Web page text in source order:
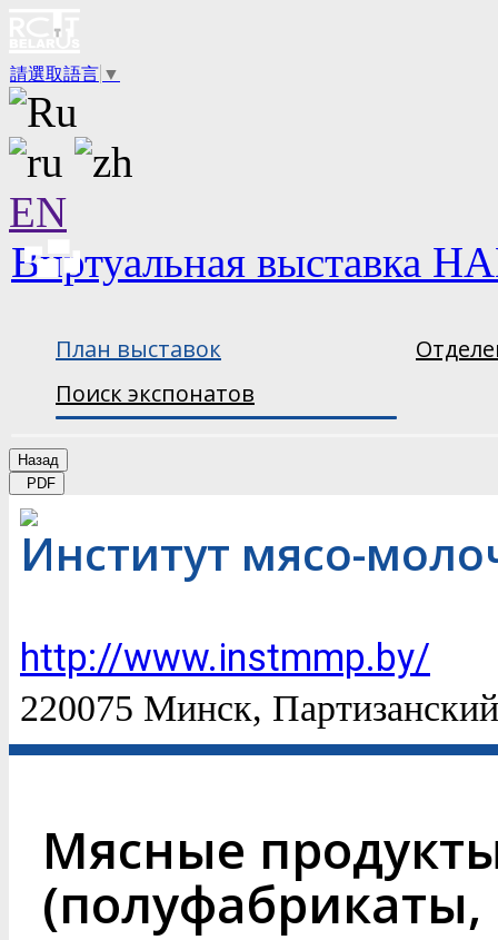
請選取語言 ▼
EN
Виртуальная выставка
План выставок
Поиск экспонатов
Назад
PDF
Институт мясо-
http://www.instmmp.by/
220075 Минск,
Мясные